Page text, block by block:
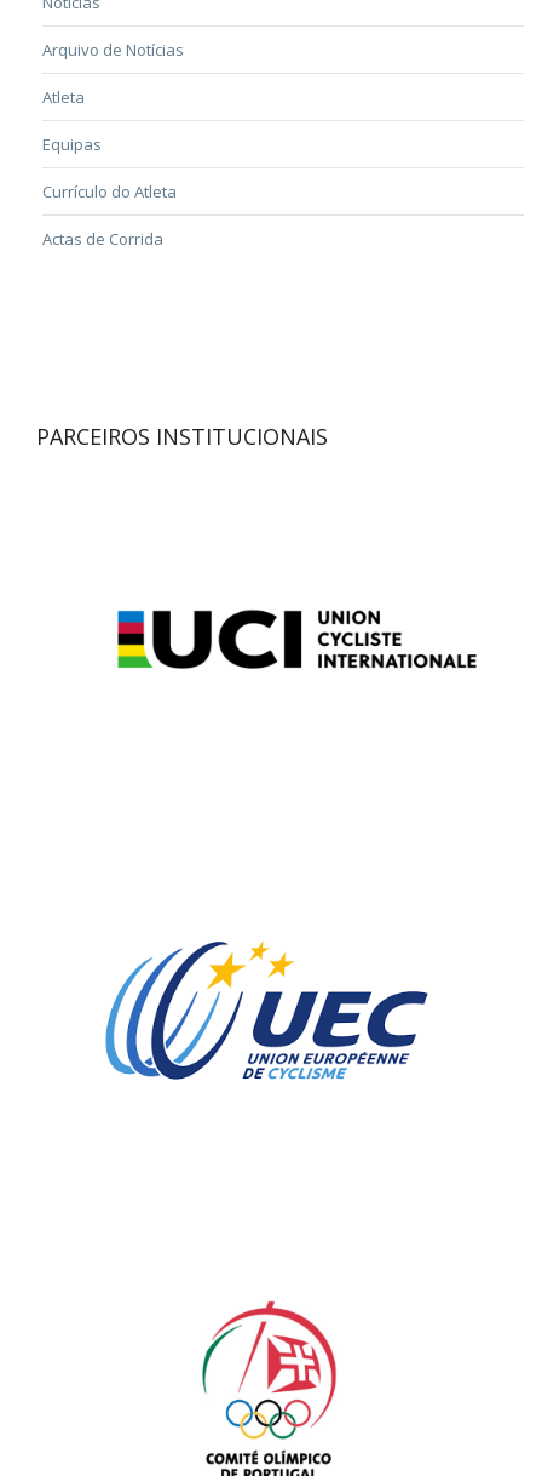
Arquivo de Notícias
Atleta
Equipas
Currículo do Atleta
Actas de Corrida
PARCEIROS INSTITUCIONAIS